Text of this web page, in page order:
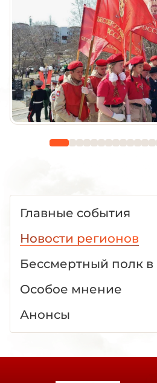
Главные события
Новости регионов
Бессмертный полк
Особое мнение
Анонсы